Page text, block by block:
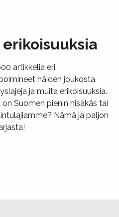
artikkelia eri
näiden joukosta
ja muita erikoisuuksia.
Suomen pienin nisäkäs tai
Nämä ja paljon